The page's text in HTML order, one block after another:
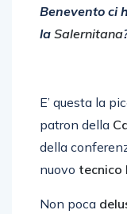
Benevento ci
la Salernitana
E’ questa la
patron della
della
nuovo tecnico
Non poca